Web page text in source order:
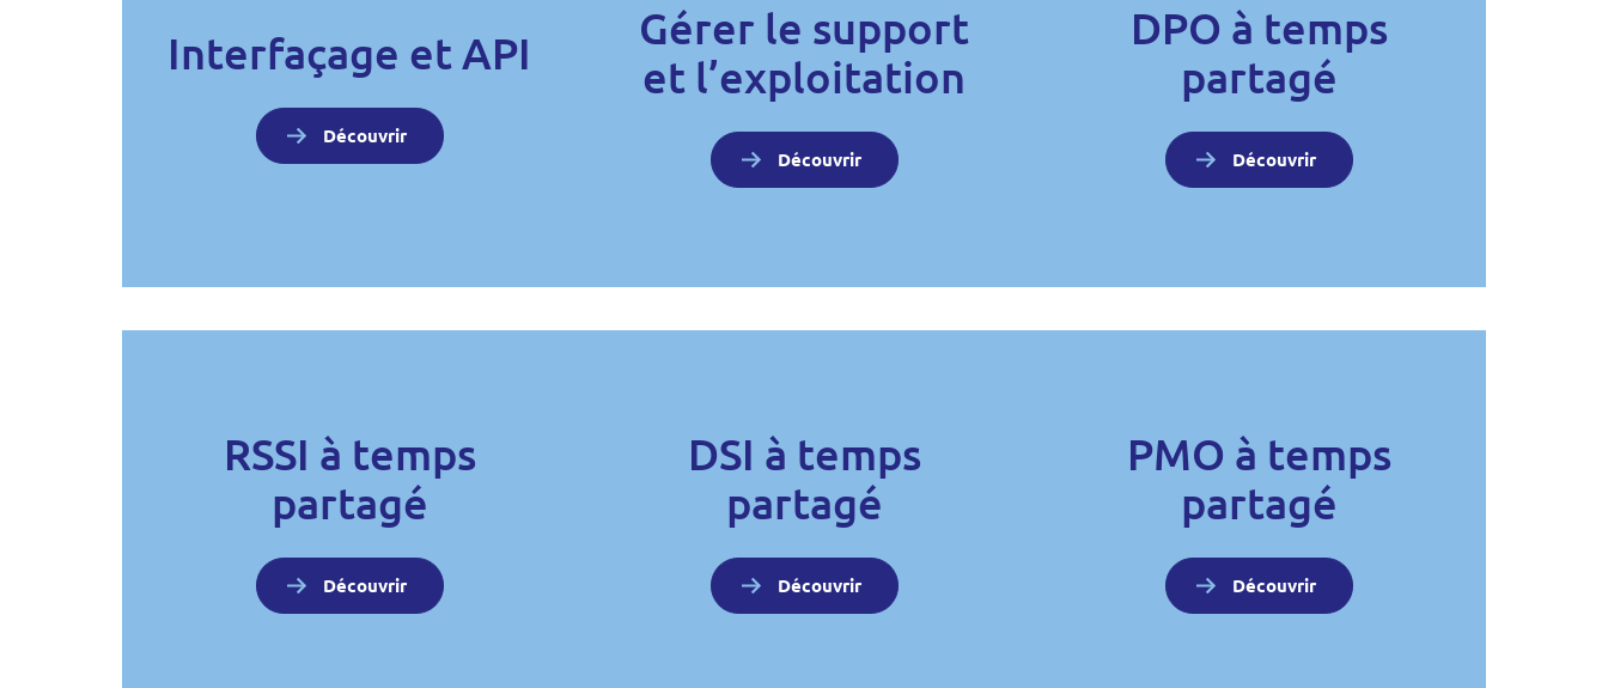
Interfaçage et API
Découvrir
Gérer le support
et l’exploitation
Découvrir
DPO à temps
partagé
Découvrir
RSSI à temps
partagé
Découvrir
DSI à temps
partagé
Découvrir
PMO à temps
partagé
Découvrir